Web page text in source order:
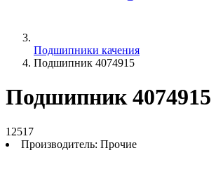
Подшипники качения
Подшипник 4074915
Подшипник 4074915
12517
Производитель: Прочие